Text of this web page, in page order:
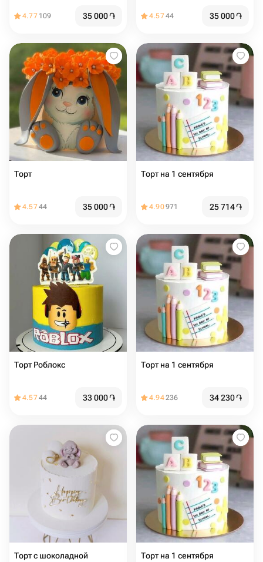
4.77 109 35 000֏ 4.5744 35 000֏
Торт
4.5744 35 000֏
Торт на 1 сентября
4.90971 25 714֏
Торт Роблокс
4.5744 33 000֏
Торт на 1 сентября
4.94236 34 230֏
Торт с шоколадной Торт на 1 сентября